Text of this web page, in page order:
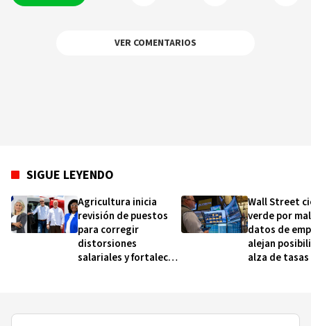
VER COMENTARIOS
SIGUE LEYENDO
Agricultura inicia
revisión de puestos
para corregir
distorsiones
salariales y fortalecer
Wall Street
verde por
datos de
alejan
alza de